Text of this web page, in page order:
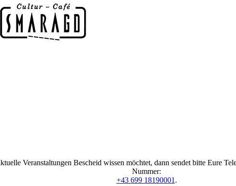
Veranstaltungen Bescheid wissen möchtet, dann sendet bitte Eure
Nummer:
+43 699 18190001 .